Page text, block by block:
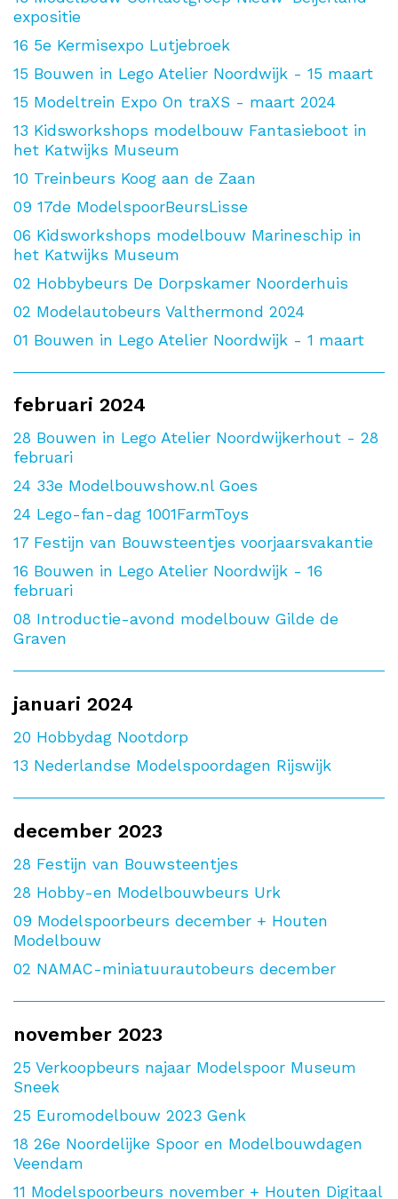
expositie
16 5e Kermisexpo Lutjebroek
15 Bouwen in Lego Atelier Noordwijk - 15 maart
15 Modeltrein Expo On traXS - maart 2024
13 Kidsworkshops modelbouw Fantasieboot in
het Katwijks Museum
10 Treinbeurs Koog aan de Zaan
09 17de ModelspoorBeursLisse
06 Kidsworkshops modelbouw Marineschip in
het Katwijks Museum
02 Hobbybeurs De Dorpskamer Noorderhuis
02 Modelautobeurs Valthermond 2024
01 Bouwen in Lego Atelier Noordwijk - 1 maart
februari 2024
28 Bouwen in Lego Atelier Noordwijkerhout - 28
februari
24 33e Modelbouwshow.nl Goes
24 Lego-fan-dag 1001FarmToys
17 Festijn van Bouwsteentjes voorjaarsvakantie
16 Bouwen in Lego Atelier Noordwijk - 16
februari
08 Introductie-avond modelbouw Gilde de
Graven
januari 2024
20 Hobbydag Nootdorp
13 Nederlandse Modelspoordagen Rijswijk
december 2023
28 Festijn van Bouwsteentjes
28 Hobby-en Modelbouwbeurs Urk
09 Modelspoorbeurs december + Houten
Modelbouw
02 NAMAC-miniatuurautobeurs december
november 2023
25 Verkoopbeurs najaar Modelspoor Museum
Sneek
25 Euromodelbouw 2023 Genk
18 26e Noordelijke Spoor en Modelbouwdagen
Veendam
11 Modelspoorbeurs november + Houten Digitaal